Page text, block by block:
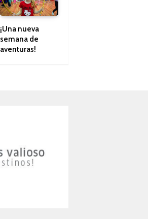
¡Una nueva
semana de
aventuras!